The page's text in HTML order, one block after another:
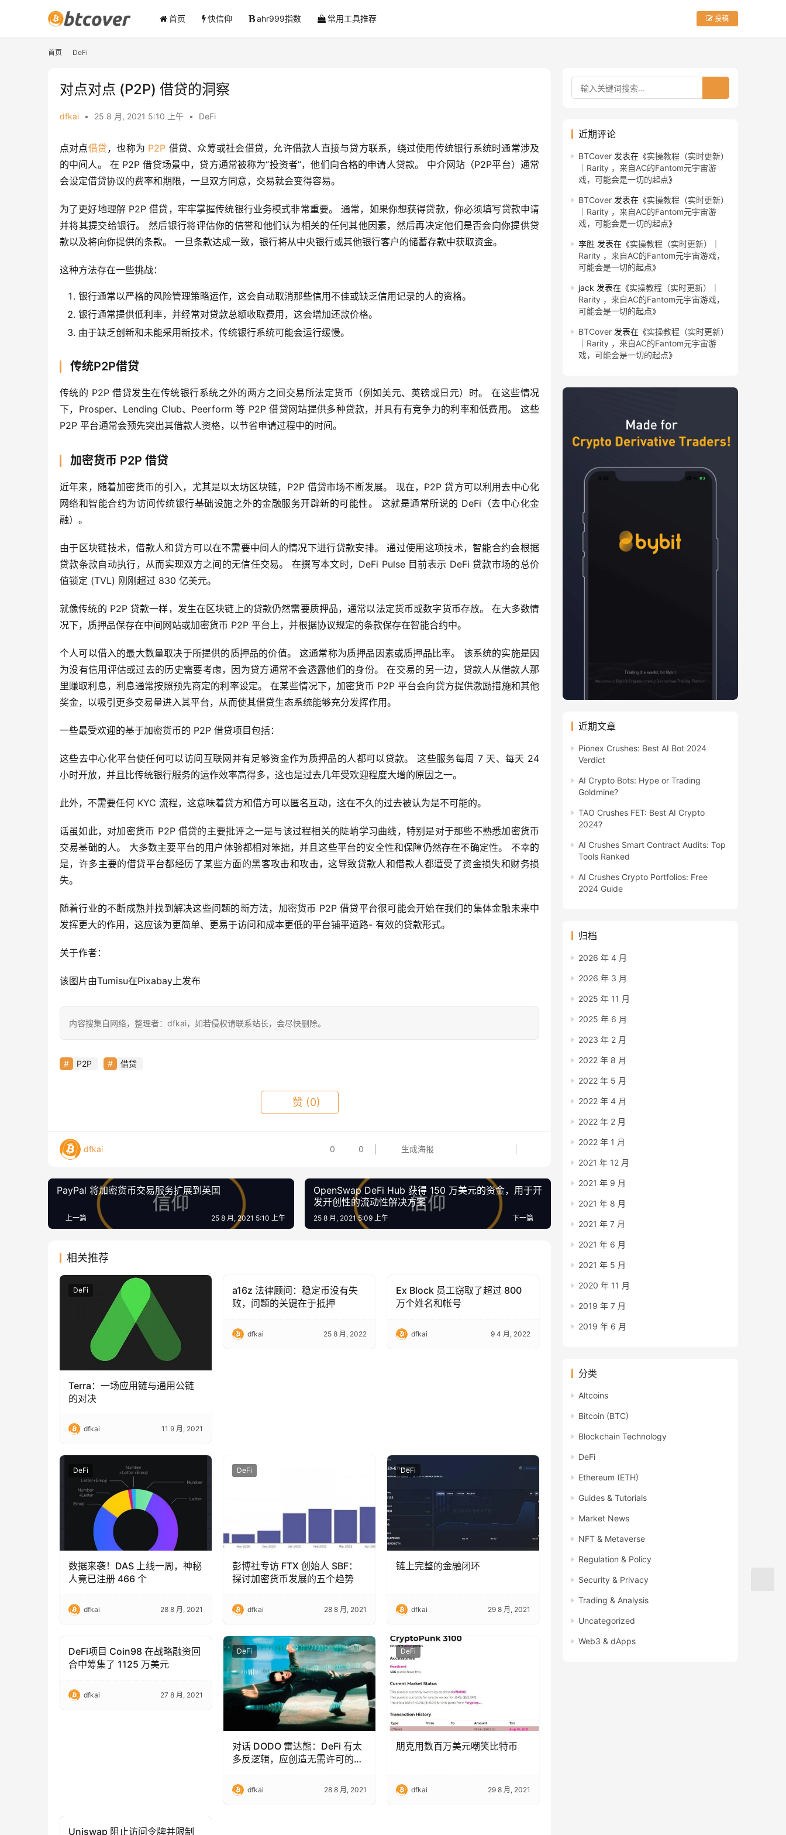
首页 快信仰 ahr999指数 常用工具推荐 投稿
首页 DeFi
对点对点 (P2P) 借贷的洞察
dfkai • 25 8 月, 2021 5:10 上午 • DeFi
点对点借贷，也称为 P2P 借贷、众筹或社会借贷，允许借款人直接与贷方联系，绕过使用传统银行系统时通常涉及
的中间人。 在 P2P 借贷场景中，贷方通常被称为“投资者”，他们向合格的申请人贷款。 中介网站（P2P平台）通常
会设定借贷协议的费率和期限，一旦双方同意，交易就会变得容易。
为了更好地理解 P2P 借贷，牢牢掌握传统银行业务模式非常重要。 通常，如果你想获得贷款，你必须填写贷款申请
并将其提交给银行。 然后银行将评估你的信誉和他们认为相关的任何其他因素，然后再决定他们是否会向你提供贷
款以及将向你提供的条款。 一旦条款达成一致，银行将从中央银行或其他银行客户的储蓄存款中获取资金。
这种方法存在一些挑战：
银行通常以严格的风险管理策略运作，这会自动取消那些信用不佳或缺乏信用记录的人的资格。
银行通常提供低利率，并经常对贷款总额收取费用，这会增加还款价格。
由于缺乏创新和未能采用新技术，传统银行系统可能会运行缓慢。
传统P2P借贷
传统的 P2P 借贷发生在传统银行系统之外的两方之间交易所法定货币（例如美元、英镑或日元）时。 在这些情况
下，Prosper、Lending Club、Peerform 等 P2P 借贷网站提供多种贷款，并具有有竞争力的利率和低费用。 这些
P2P 平台通常会预先突出其借款人资格，以节省申请过程中的时间。
加密货币 P2P 借贷
近年来，随着加密货币的引入，尤其是以太坊区块链，P2P 借贷市场不断发展。 现在，P2P 贷方可以利用去中心化
网络和智能合约为访问传统银行基础设施之外的金融服务开辟新的可能性。 这就是通常所说的 DeFi（去中心化金
融）。
由于区块链技术，借款人和贷方可以在不需要中间人的情况下进行贷款安排。 通过使用这项技术，智能合约会根据
贷款条款自动执行，从而实现双方之间的无信任交易。 在撰写本文时，DeFi Pulse 目前表示 DeFi 贷款市场的总价
值锁定 (TVL) 刚刚超过 830 亿美元。
就像传统的 P2P 贷款一样，发生在区块链上的贷款仍然需要质押品，通常以法定货币或数字货币存放。 在大多数情
况下，质押品保存在中间网站或加密货币 P2P 平台上，并根据协议规定的条款保存在智能合约中。
个人可以借入的最大数量取决于所提供的质押品的价值。 这通常称为质押品因素或质押品比率。 该系统的实施是因
为没有信用评估或过去的历史需要考虑，因为贷方通常不会透露他们的身份。 在交易的另一边，贷款人从借款人那
里赚取利息，利息通常按照预先商定的利率设定。 在某些情况下，加密货币 P2P 平台会向贷方提供激励措施和其他
奖金，以吸引更多交易量进入其平台，从而使其借贷生态系统能够充分发挥作用。
一些最受欢迎的基于加密货币的 P2P 借贷项目包括：
这些去中心化平台使任何可以访问互联网并有足够资金作为质押品的人都可以贷款。 这些服务每周 7 天、每天 24
小时开放，并且比传统银行服务的运作效率高得多，这也是过去几年受欢迎程度大增的原因之一。
此外，不需要任何 KYC 流程，这意味着贷方和借方可以匿名互动，这在不久的过去被认为是不可能的。
话虽如此，对加密货币 P2P 借贷的主要批评之一是与该过程相关的陡峭学习曲线，特别是对于那些不熟悉加密货币
交易基础的人。 大多数主要平台的用户体验都相对笨拙，并且这些平台的安全性和保障仍然存在不确定性。 不幸的
是，许多主要的借贷平台都经历了某些方面的黑客攻击和攻击，这导致贷款人和借款人都遭受了资金损失和财务损
失。
随着行业的不断成熟并找到解决这些问题的新方法，加密货币 P2P 借贷平台很可能会开始在我们的集体金融未来中
发挥更大的作用，这应该为更简单、更易于访问和成本更低的平台铺平道路- 有效的贷款形式。
关于作者：
该图片由Tumisu在Pixabay上发布
内容搜集自网络，整理者：dfkai，如若侵权请联系站长，会尽快删除。
P2P 借贷
赞 (0)
dfkai 0 0 生成海报
PayPal 将加密货币交易服务扩展到英国
上一篇 25 8 月, 2021 5:10 上午
OpenSwap DeFi Hub 获得 150 万美元的资金，用于开
发开创性的流动性解决方案
下一篇
25 8 月, 2021 5:09 上午
相关推荐
DeFi
Terra：一场应用链与通用公链
的对决
dfkai 11 9 月, 2021
DeFi
a16z 法律顾问：稳定币没有失
败，问题的关键在于抵押
dfkai 25 8 月, 2022
DeFi
Ex Block 员工窃取了超过 800
万个姓名和帐号
dfkai 9 4 月, 2022
DeFi
数据来袭！DAS 上线一周，神秘
人竟已注册 466 个
dfkai 28 8 月, 2021
DeFi
彭博社专访 FTX 创始人 SBF：
探讨加密货币发展的五个趋势
dfkai 28 8 月, 2021
DeFi
链上完整的金融闭环
dfkai 29 8 月, 2021
DeFi
DeFi项目 Coin98 在战略融资回
合中筹集了 1125 万美元
dfkai 27 8 月, 2021
DeFi
对话 DODO 雷达熊：DeFi 有太
多反逻辑，应创造无需许可的产
dfkai 28 8 月, 2021
DeFi
朋克用数百万美元嘲笑比特币
dfkai 29 8 月, 2021
DeFi
Uniswap 阻止访问令牌并限制
近期评论
BTCover 发表在《实操教程（实时更新）
｜Rarity ，来自AC的Fantom元宇宙游
戏，可能会是一切的起点》
BTCover 发表在《实操教程（实时更新）
｜Rarity ，来自AC的Fantom元宇宙游
戏，可能会是一切的起点》
李胜 发表在《实操教程（实时更新）｜
Rarity ，来自AC的Fantom元宇宙游戏，
可能会是一切的起点》
jack 发表在《实操教程（实时更新）｜
Rarity ，来自AC的Fantom元宇宙游戏，
可能会是一切的起点》
BTCover 发表在《实操教程（实时更新）
｜Rarity ，来自AC的Fantom元宇宙游
戏，可能会是一切的起点》
近期文章
Pionex Crushes: Best AI Bot 2024
Verdict
AI Crypto Bots: Hype or Trading
Goldmine?
TAO Crushes FET: Best AI Crypto
2024?
AI Crushes Smart Contract Audits: Top
Tools Ranked
AI Crushes Crypto Portfolios: Free
2024 Guide
归档
2026 年 4 月
2026 年 3 月
2025 年 11 月
2025 年 6 月
2023 年 2 月
2022 年 8 月
2022 年 5 月
2022 年 4 月
2022 年 2 月
2022 年 1 月
2021 年 12 月
2021 年 9 月
2021 年 8 月
2021 年 7 月
2021 年 6 月
2021 年 5 月
2020 年 11 月
2019 年 7 月
2019 年 6 月
分类
Altcoins
Bitcoin (BTC)
Blockchain Technology
DeFi
Ethereum (ETH)
Guides & Tutorials
Market News
NFT & Metaverse
Regulation & Policy
Security & Privacy
Trading & Analysis
Uncategorized
Web3 & dApps